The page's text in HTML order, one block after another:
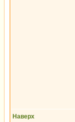
Наверх